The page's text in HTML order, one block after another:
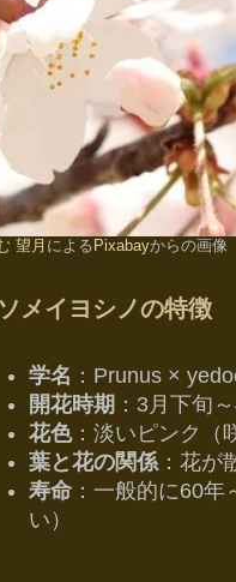
望月 による Pixabayからの画像
ソメイヨシノの特徴
学名 ：Prunus ×
開花時期 ：3月下旬
花色：淡いピンク（
葉と花の関係 ：花が
寿命 ：一般的に60
い）